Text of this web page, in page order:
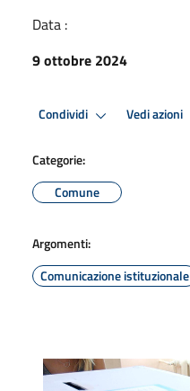
Data :
9 ottobre 2024
Condividi Vedi azioni
Categorie:
Comune
Argomenti:
Comunicazione istituzionale